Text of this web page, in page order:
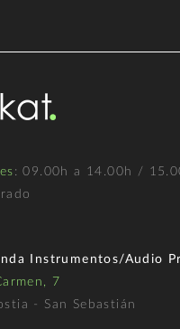
: 09.00h a 14.00h /
Instrumentos/Audio
7
- San Sebastián